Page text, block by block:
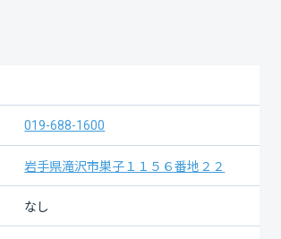
019-688-1600
岩手県滝沢市巣子１１５６番地２２
なし